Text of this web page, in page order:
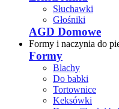
Słuchawki
Głośniki
AGD Domowe
Formy i naczynia do
Formy
Blachy
Do babki
Tortownice
Keksówki